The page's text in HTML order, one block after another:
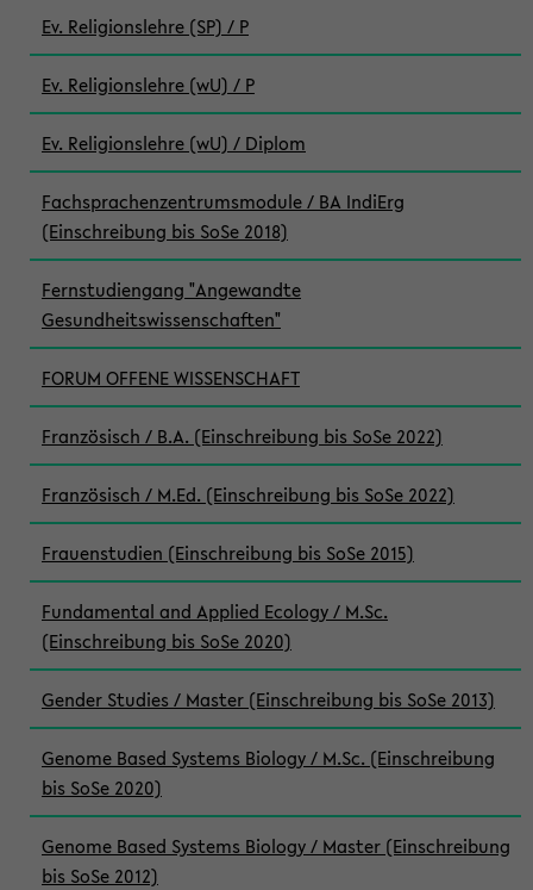
Ev. Religionslehre (SP) / P
Ev. Religionslehre (wU) / P
Ev. Religionslehre (wU) / Diplom
Fachsprachenzentrumsmodule / BA IndiErg
(Einschreibung bis SoSe 2018)
Fernstudiengang "Angewandte
Gesundheitswissenschaften"
FORUM OFFENE WISSENSCHAFT
Französisch / B.A. (Einschreibung bis SoSe 2022)
Französisch / M.Ed. (Einschreibung bis SoSe 2022)
Frauenstudien (Einschreibung bis SoSe 2015)
Fundamental and Applied Ecology / M.Sc.
(Einschreibung bis SoSe 2020)
Gender Studies / Master (Einschreibung bis SoSe 2013)
Genome Based Systems Biology / M.Sc. (Einschreibung
bis SoSe 2020)
Genome Based Systems Biology / Master (Einschreibung
bis SoSe 2012)